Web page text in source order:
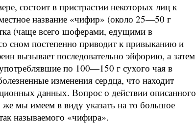
состоит в пристрастии некоторых лиц к
название «чифир» (около 25—50 г
(чаще всего шоферами, едущими в
сном постепенно приводит к привыканию и
вызывает последовательно эйфорию, а затем
по 100—150 г сухого чая в
изменения сердца, что находит
данных. Вопрос о действии описанного
же мы имеем в виду указать на то большое
называемого «чифира».